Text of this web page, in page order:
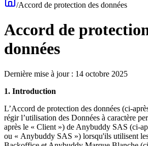
/Accord de protection des données
Accord de
données
Dernière mise à jour : 14 octobre 2025
1. Introduction
L’Accord de protection des données (ci-
régir l’utilisation des Données à caractère
après le « Client ») de Anybuddy SAS (ci-
ou « Anybuddy SAS ») lorsqu'ils utilisent